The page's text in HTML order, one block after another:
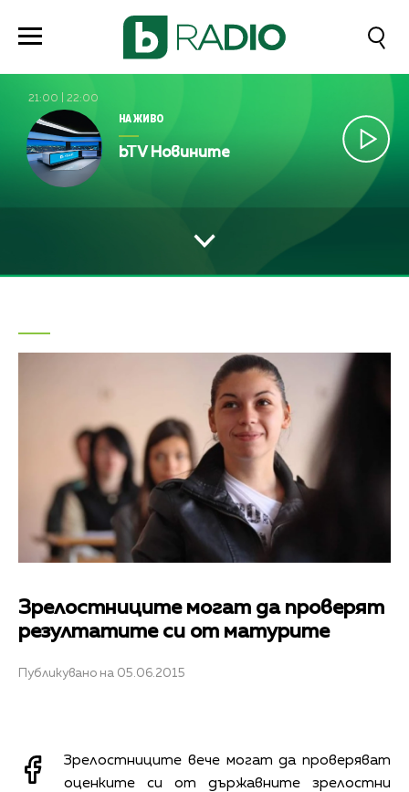
21:00 22:00
НА ЖИВО
bTV Новините
Зрелостниците могат да проверят
резултатите си от матурите
Публикувано на 05.06.2015
Зрелостниците вече могат да проверяват
оценките си от държавните зрелостни